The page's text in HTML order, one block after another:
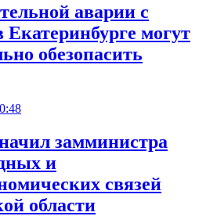
аварии с
Екатеринбурге могут
обезопасить
замминистра
и
связей
области